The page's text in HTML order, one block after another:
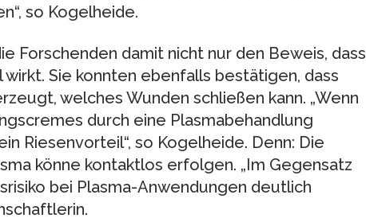
so Kogelheide.
Forschenden damit nicht nur den Beweis, dass
Sie konnten ebenfalls bestätigen, dass
welches Wunden schließen kann. „Wenn
durch eine Plasmabehandlung
Riesenvorteil“, so Kogelheide. Denn: Die
könne kontaktlos erfolgen. „Im Gegensatz
bei Plasma-Anwendungen deutlich